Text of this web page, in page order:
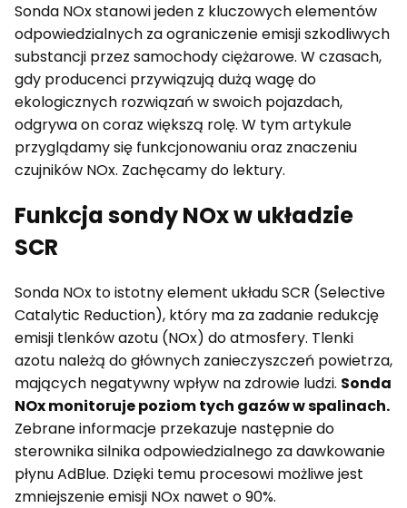
Sonda NOx stanowi jeden z kluczowych elementów
odpowiedzialnych za ograniczenie emisji szkodliwych
substancji przez samochody ciężarowe. W czasach,
gdy producenci przywiązują dużą wagę do
ekologicznych rozwiązań w swoich pojazdach,
odgrywa on coraz większą rolę. W tym artykule
przyglądamy się funkcjonowaniu oraz znaczeniu
czujników NOx. Zachęcamy do lektury.
Funkcja sondy NOx w układzie
SCR
Sonda NOx to istotny element układu SCR (Selective
Catalytic Reduction), który ma za zadanie redukcję
emisji tlenków azotu (NOx) do atmosfery. Tlenki
azotu należą do głównych zanieczyszczeń powietrza,
mających negatywny wpływ na zdrowie ludzi. Sonda
NOx monitoruje poziom tych gazów w spalinach.
Zebrane informacje przekazuje następnie do
sterownika silnika odpowiedzialnego za dawkowanie
płynu AdBlue. Dzięki temu procesowi możliwe jest
zmniejszenie emisji NOx nawet o 90%.